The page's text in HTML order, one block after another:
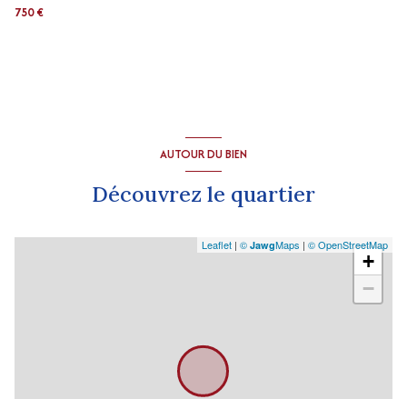
750 €
AUTOUR DU BIEN
Découvrez le quartier
+
−
Leaflet | © JawgMaps | © OpenStreetMap